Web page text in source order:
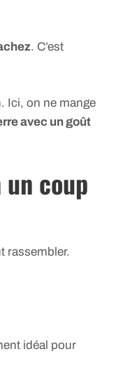
. C’est
Ici, on ne mange
avec un goût
coup
rassembler.
idéal pour